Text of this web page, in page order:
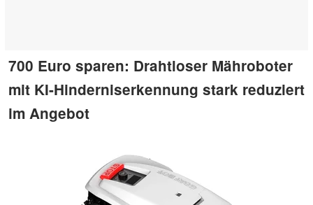
700 Euro sparen: Drahtloser Mähroboter
mit KI-Hinderniserkennung stark reduziert
im Angebot